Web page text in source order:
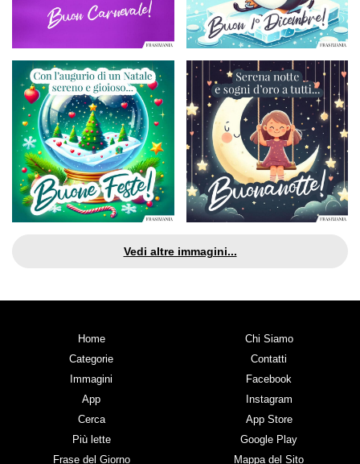
Vedi altre immagini...
Home
Categorie
Immagini
App
Cerca
Più lette
Frase del Giorno
Chi Siamo
Contatti
Facebook
Instagram
App Store
Google Play
Mappa del Sito